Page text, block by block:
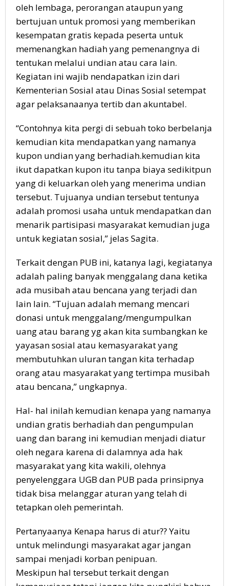
oleh lembaga, perorangan ataupun yang
bertujuan untuk promosi yang memberikan
kesempatan gratis kepada peserta untuk
memenangkan hadiah yang pemenangnya di
tentukan melalui undian atau cara lain.
Kegiatan ini wajib nendapatkan izin dari
Kementerian Sosial atau Dinas Sosial setempat
agar pelaksanaanya tertib dan akuntabel.
“Contohnya kita pergi di sebuah toko berbelanja
kemudian kita mendapatkan yang namanya
kupon undian yang berhadiah.kemudian kita
ikut dapatkan kupon itu tanpa biaya sedikitpun
yang di keluarkan oleh yang menerima undian
tersebut. Tujuanya undian tersebut tentunya
adalah promosi usaha untuk mendapatkan dan
menarik partisipasi masyarakat kemudian juga
untuk kegiatan sosial,” jelas Sagita.
Terkait dengan PUB ini, katanya lagi, kegiatanya
adalah paling banyak menggalang dana ketika
ada musibah atau bencana yang terjadi dan
lain lain. “Tujuan adalah memang mencari
donasi untuk menggalang/mengumpulkan
uang atau barang yg akan kita sumbangkan ke
yayasan sosial atau kemasyarakat yang
membutuhkan uluran tangan kita terhadap
orang atau masyarakat yang tertimpa musibah
atau bencana,” ungkapnya.
Hal- hal inilah kemudian kenapa yang namanya
undian gratis berhadiah dan pengumpulan
uang dan barang ini kemudian menjadi diatur
oleh negara karena di dalamnya ada hak
masyarakat yang kita wakili, olehnya
penyelenggara UGB dan PUB pada prinsipnya
tidak bisa melanggar aturan yang telah di
tetapkan oleh pemerintah.
Pertanyaanya Kenapa harus di atur?? Yaitu
untuk melindungi masyarakat agar jangan
sampai menjadi korban penipuan.
Meskipun hal tersebut terkait dengan